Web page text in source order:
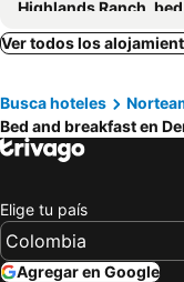
Highlands Ranch, bed and
Ver todos los
Busca hoteles
Bed and breakfast en
Elige tu país
Agregar en Google